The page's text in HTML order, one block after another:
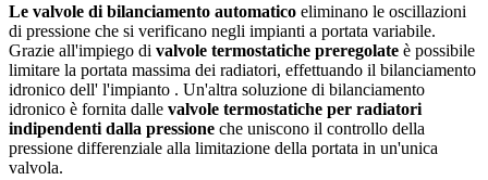
Le valvole di bilanciamento automatico eliminano le oscillazioni
di pressione che si verificano negli impianti a portata variabile.
Grazie all'impiego di valvole termostatiche preregolate è possibile
limitare la portata massima dei radiatori, effettuando il bilanciamento
idronico dell' l'impianto . Un'altra soluzione di bilanciamento
idronico è fornita dalle valvole termostatiche per radiatori
indipendenti dalla pressione che uniscono il controllo della
pressione differenziale alla limitazione della portata in un'unica
valvola.